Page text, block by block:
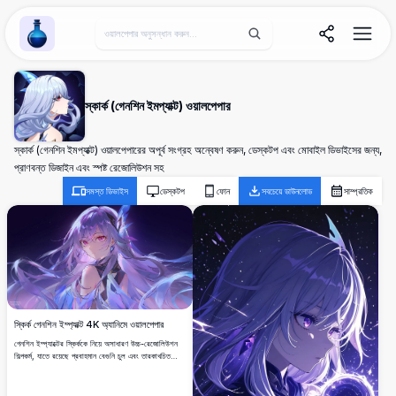
Wallpaper Alchemy
স্কার্ক (গেনশিন ইমপ্যাক্ট) ওয়ালপেপার
স্কার্ক (গেনশিন ইমপ্যাক্ট) ওয়ালপেপারের অপূর্ব সংগ্রহ অন্বেষণ করুন, ডেস্কটপ এবং মোবাইল ডিভাইসের জন্য,
প্রাণবন্ত ডিজাইন এবং স্পষ্ট রেজোলিউশন সহ
সমস্ত ডিভাইস ডেস্কটপ ফোন সবচেয়ে ডাউনলোড সাম্প্রতিক
স্কির্ক গেনশিন ইম্প্যাক্ট 4K অ্যানিমে ওয়ালপেপার
গেনশিন ইম্প্যাক্টের স্কির্ককে নিয়ে অসাধারণ উচ্চ-রেজোলিউশন
শিল্পকর্ম, যাতে রয়েছে প্রবাহমান বেগুনি চুল এবং তারকাখচিত